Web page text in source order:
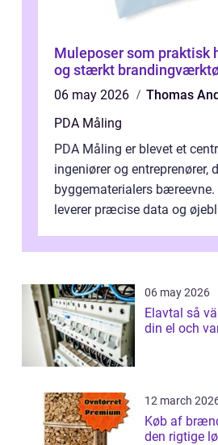
Muleposer som praktisk
og stærkt
06 may 2026
Thomas
PDA Måling
PDA Måling er blevet et
ingeniører og entreprenører,
byggematerialers bæreevne.
leverer præcise data og
06 may 2026
Elavtal så väljer du rätt avtal för
din el och
12 march
Køb af brænde sådan
den rigtige